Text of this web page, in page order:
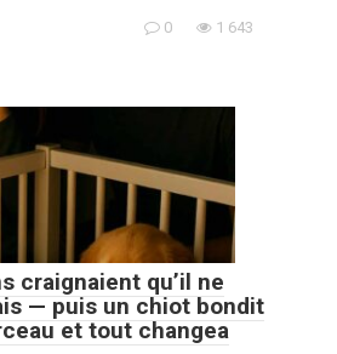
0 1 643
craignaient qu’il ne
— puis un chiot bondit
et tout changea